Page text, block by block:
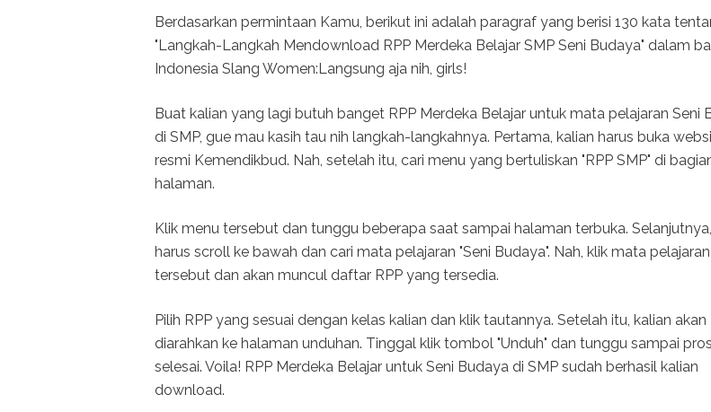
Berdasarkan permintaan Kamu, berikut ini adalah paragraf yang berisi 130 kata
"Langkah-Langkah Mendownload RPP Merdeka Belajar SMP Seni Budaya" dalam
Indonesia Slang Women:Langsung aja nih, girls!
Buat kalian yang lagi butuh banget RPP Merdeka Belajar untuk mata pelajaran Seni
di SMP, gue mau kasih tau nih langkah-langkahnya. Pertama, kalian harus buka
resmi Kemendikbud. Nah, setelah itu, cari menu yang bertuliskan "RPP SMP" di
halaman.
Klik menu tersebut dan tunggu beberapa saat sampai halaman terbuka.
harus scroll ke bawah dan cari mata pelajaran "Seni Budaya". Nah, klik mata pelajaran
tersebut dan akan muncul daftar RPP yang tersedia.
Pilih RPP yang sesuai dengan kelas kalian dan klik tautannya. Setelah itu, kalian akan
diarahkan ke halaman unduhan. Tinggal klik tombol "Unduh" dan tunggu sampai
selesai. Voila! RPP Merdeka Belajar untuk Seni Budaya di SMP sudah berhasil kalian
download.